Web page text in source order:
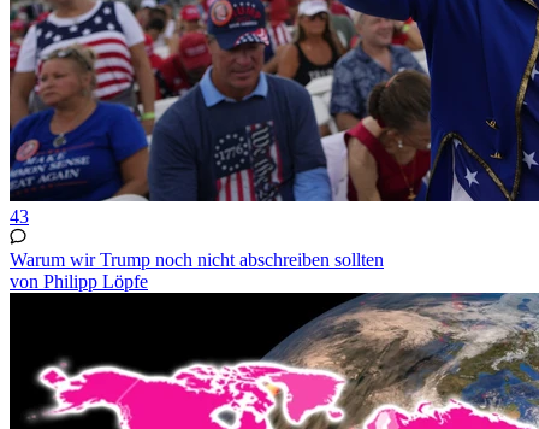
43
Warum wir Trump noch nicht abschreiben sollten
von Philipp Löpfe